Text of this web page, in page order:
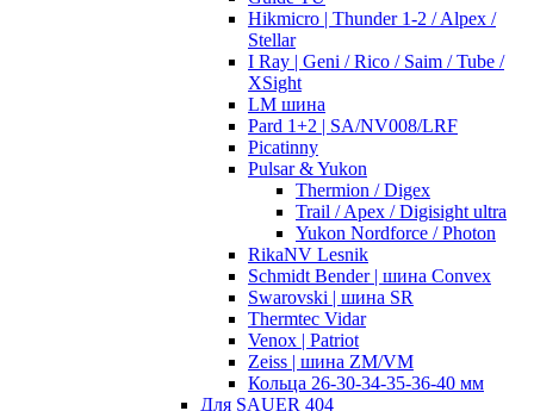
Hikmicro | Thunder 1-2 / Alpex /
Stellar
I Ray | Geni / Rico / Saim / Tube /
XSight
LM шина
Pard 1+2 | SA/NV008/LRF
Picatinny
Pulsar & Yukon
Thermion / Digex
Trail / Apex / Digisight ultra
Yukon Nordforce / Photon
RikaNV Lesnik
Schmidt Bender | шина Convex
Swarovski | шина SR
Thermtec Vidar
Venox | Patriot
Zeiss | шина ZM/VM
Кольца 26-30-34-35-36-40 мм
Для SAUER 404